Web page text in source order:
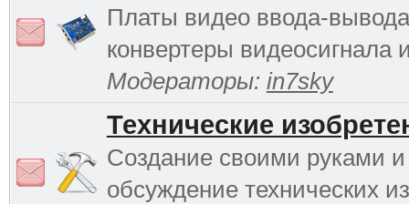
Платы видео ввода-
конвертеры видеосигнала
Модераторы: in7sky
Технические
Создание своими руками и
обсуждение технических